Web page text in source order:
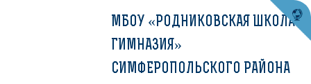
МБОУ «РОДНИКОВСКАЯ ШКОЛА-
ГИМНАЗИЯ»
СИМФЕРОПОЛЬСКОГО РАЙОНА